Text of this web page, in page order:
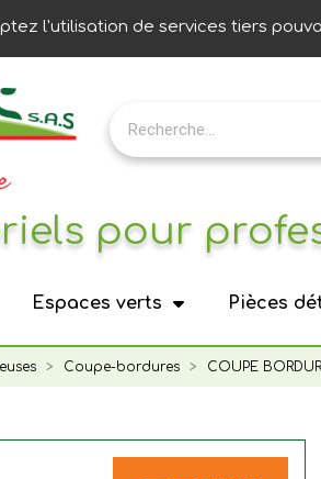
pour
Espaces verts Pièces
Coupe-bordures COUPE
l'utilisation de services tiers